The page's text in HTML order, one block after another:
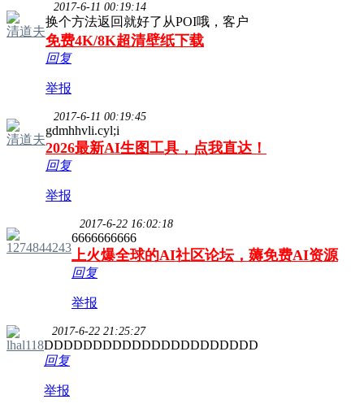
清道夫
2017-6-11 00:19:14
换个方法返回就好了从POI哦，客户
免费4K/8K超清壁纸下载
回复
举报
清道夫
2017-6-11 00:19:45
gdmhhvli.cyl;i
2026最新AI生图工具，点我直达！
回复
举报
1274844243
2017-6-22 16:02:18
6666666666
上火爆全球的AI社区论坛，薅免费AI资源
回复
举报
lhal118
2017-6-22 21:25:27
DDDDDDDDDDDDDDDDDDDDDD
回复
举报